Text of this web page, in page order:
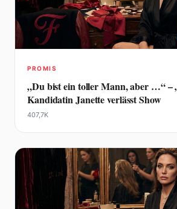
PROMIS
„Du bist ein toller Mann, aber …“ –
Kandidatin Janette verlässt Show
407,7K